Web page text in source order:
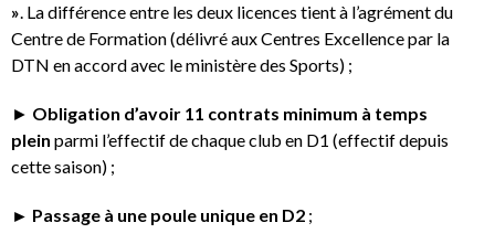
». La différence entre les deux licences tient à l’agrément du
Centre de Formation (délivré aux Centres Excellence par la
DTN en accord avec le ministère des Sports) ;
► Obligation d’avoir 11 contrats minimum à temps
plein parmi l’effectif de chaque club en D1 (effectif depuis
cette saison) ;
► Passage à une poule unique en D2 ;